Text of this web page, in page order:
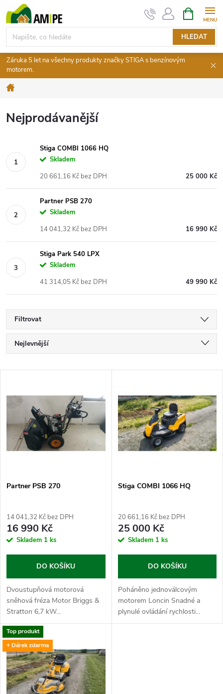
na
obsah
HLEDAT
NÁKUPNÍ
KOŠÍK
Záruka 5 let na všechny produkty značky STIGA s benzínovým
motorem.
Nejprodávanější
Stiga COMBI 1066 HQ
Skladem
25 000 Kč
20 661,16 Kč bez DPH
Partner PSB 270
Skladem
16 990 Kč
14 041,32 Kč bez DPH
Stiga Park 540 LPX
Skladem
49 990 Kč
41 314,05 Kč bez DPH
Filtrovat
Ř
a
z
e
n
p
r
o
u
k
t
ů
Nejlevnější
ý
p
i
s
r
o
d
u
k
t
ů
Partner PSB 270
14 041,32 Kč bez DPH
16 990 Kč
Skladem 1 ks
DO KOŠÍKU
Dvoustupňová motorová
sněhová fréza Motor Briggs &
Stratton 6,7 kW...
Stiga COMBI 1066 HQ
20 661,16 Kč bez DPH
25 000 Kč
Skladem 1 ks
DO KOŠÍKU
Poháněno jednoválcovým
motorem Loncin Snadné a
plynulé ovládání rychlosti...
Top produkt
+ Dárek zdarma